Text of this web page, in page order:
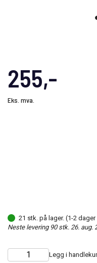
255,-
Eks. mva.
21 stk. på lager. (1-2
Neste levering 90 stk. 26. aug.
Choose
Quantity Legg i